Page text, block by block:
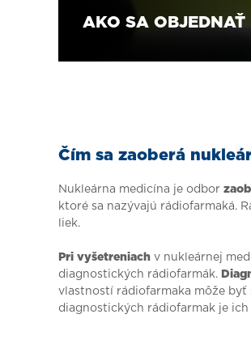
AKO SA OBJEDNAŤ
Čím sa zaoberá
Nukleárna medicína je odbor
ktoré sa nazývajú rádiofarmaká.
liek.
Pri vyšetreniach v nukleárnej
diagnostických rádiofarmák.
vlastností rádiofarmaka môže
diagnostických rádiofarmak je